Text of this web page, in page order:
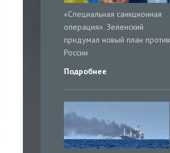
«Специальная санкционная
операция». Зеленский
придумал новый план против
России
Подробнее